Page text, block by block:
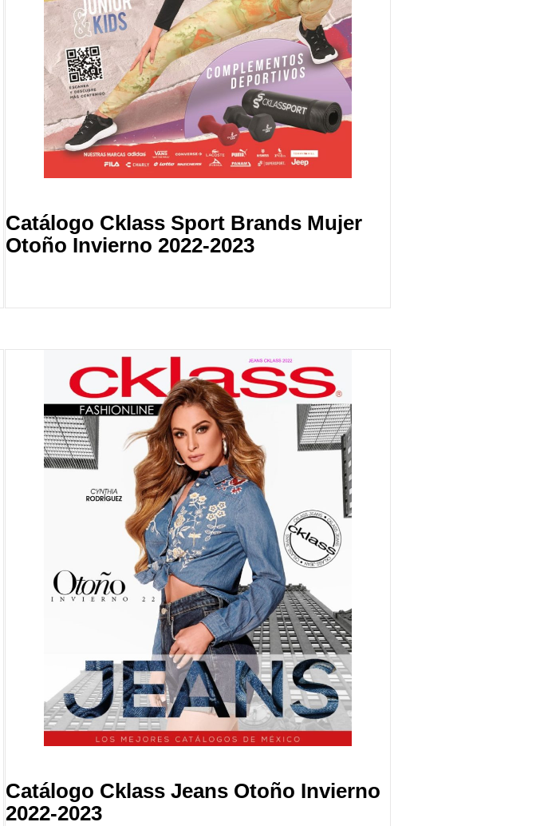
Catálogo Cklass Sport Brands Mujer
Otoño Invierno 2022-2023
Catálogo Cklass Jeans Otoño Invierno
2022-2023